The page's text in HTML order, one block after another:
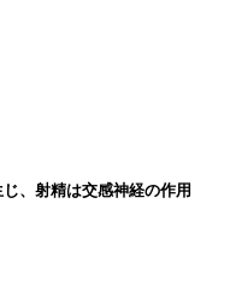
、射精は交感神経の作用